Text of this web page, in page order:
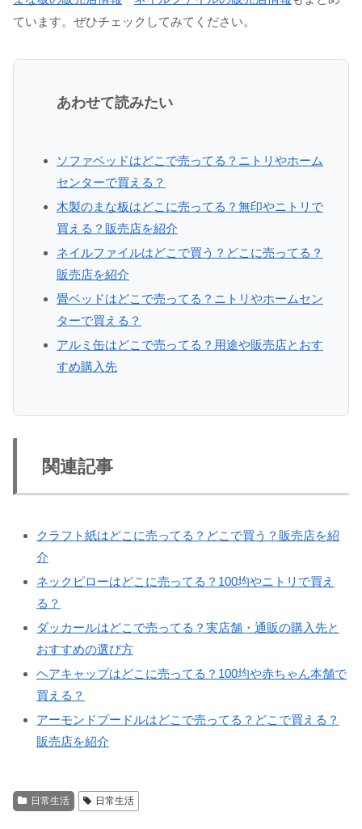
ています。ぜひチェックしてみてください。
あわせて読みたい
ソファベッドはどこで売ってる？ニトリやホーム
センターで買える？
木製のまな板はどこに売ってる？無印やニトリで
買える？販売店を紹介
ネイルファイルはどこで買う？どこに売ってる？
販売店を紹介
畳ベッドはどこで売ってる？ニトリやホームセン
ターで買える？
アルミ缶はどこで売ってる？用途や販売店とおす
すめ購入先
関連記事
クラフト紙はどこに売ってる？どこで買う？販売店を紹
介
ネックピローはどこに売ってる？100均やニトリで買え
る？
ダッカールはどこで売ってる？実店舗・通販の購入先と
おすすめの選び方
ヘアキャップはどこに売ってる？100均や赤ちゃん本舗で
買える？
アーモンドプードルはどこで売ってる？どこで買える？
販売店を紹介
日常生活 日常生活